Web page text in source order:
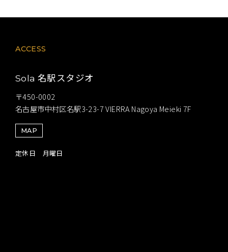
ACCESS
Sola 名駅スタジオ
〒450-0002
名古屋市中村区名駅3-23-7 VIERRA Nagoya Meieki 7F
MAP
定休日 月曜日